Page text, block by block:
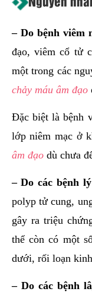
– Do bệnh viêm
đạo, viêm cổ tử
một trong các
chảy máu âm đạo
Đặc biệt là bệnh
lớp niêm mạc ở
âm đạo dù chưa
– Do các bệnh
polyp tử cung,
gây ra triệu
thể còn có một
dưới, rối loạn
– Do các bệnh